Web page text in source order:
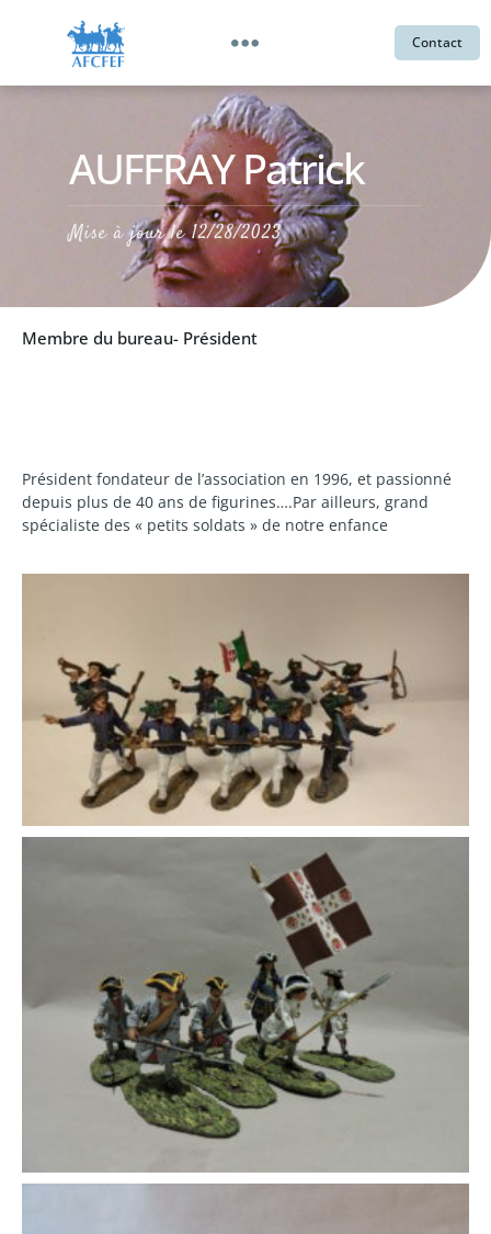
Contact
AUFFRAY Patrick
Mise à jour le 12/28/2023
Membre du bureau- Président
Président fondateur de l’association en 1996, et passionné
depuis plus de 40 ans de figurines….Par ailleurs, grand
spécialiste des « petits soldats » de notre enfance